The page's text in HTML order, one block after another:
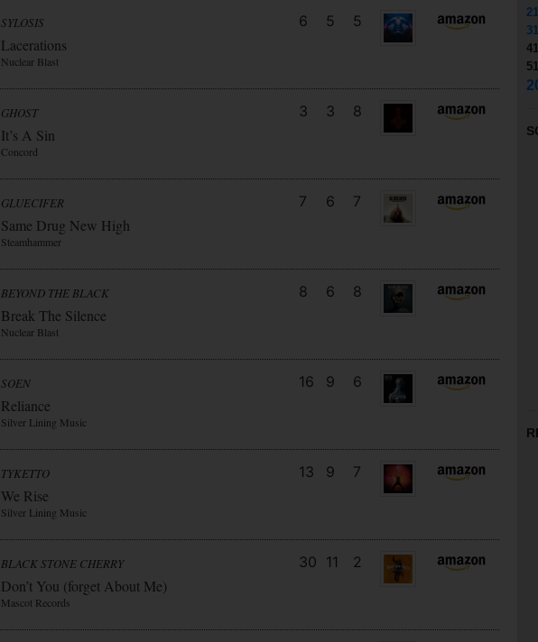
SYLOSIS
Lacerations
Nuclear Blast
6 5 5
GHOST
It’s A Sin
Concord
3 3 8
GLUECIFER
Same Drug New High
Steamhammer
7 6 7
BEYOND THE BLACK
Break The Silence
Nuclear Blast
8 6 8
SOEN
Reliance
Silver Lining Music
16 9 6
TYKETTO
We Rise
Silver Lining Music
13 9 7
BLACK STONE CHERRY
Don’t You (forget About Me)
Mascot Records
30 11 2
21
31
41
51